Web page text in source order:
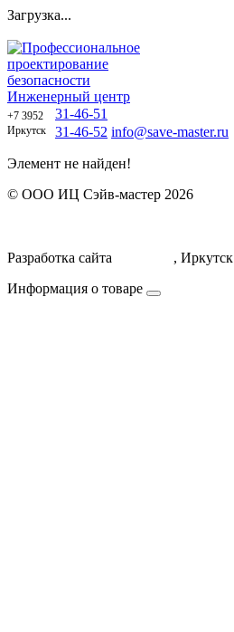
Загрузка...
Профессиональное
проектирование
безопасности
Инженерный центр
+7 3952
Иркутск
31-46-51
31-46-52 info@save-master.ru
Элемент не найден!
© ООО ИЦ Сэйв-мастер 2026
Разработка сайта
, Иркутск
Информация о товаре